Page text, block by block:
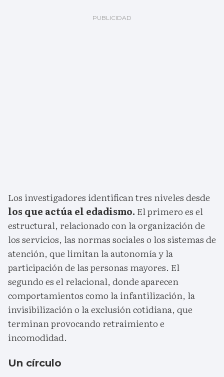
Los investigadores identifican tres niveles desde
los que actúa el edadismo. El primero es el
estructural, relacionado con la organización de
los servicios, las normas sociales o los sistemas de
atención, que limitan la autonomía y la
participación de las personas mayores. El
segundo es el relacional, donde aparecen
comportamientos como la infantilización, la
invisibilización o la exclusión cotidiana, que
terminan provocando retraimiento e
incomodidad.
Un círculo